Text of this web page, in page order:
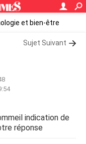
et bien-être
Sujet Suivant
indication de
réponse